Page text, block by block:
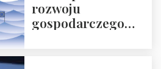
rozwoju
gospodarczego